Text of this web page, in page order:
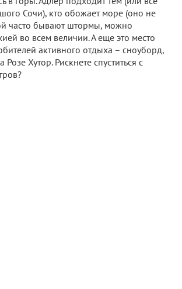
Сочи), кто обожает море (оно не
часто бывают штормы, можно
во всем величии. А еще это место
активного отдыха – сноуборд,
Хутор. Рискнете спуститься с